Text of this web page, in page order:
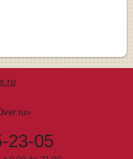
23-05